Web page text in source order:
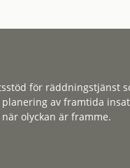
för räddningstjänst
planering av framtida
olyckan är framme.